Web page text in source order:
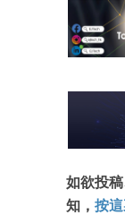
如欲投
知， 按